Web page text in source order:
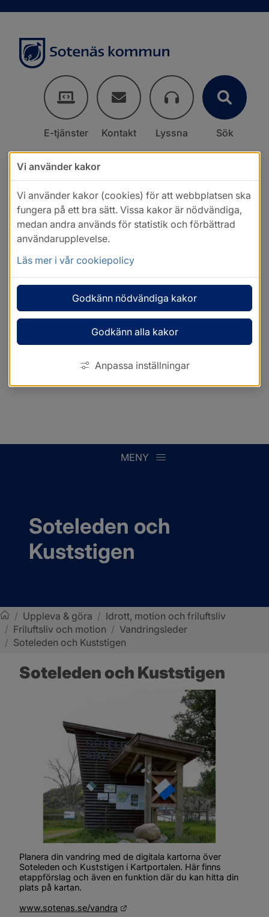
E-tjänster Kontakt Lyssna Sök
MENY
Soteleden och
Kuststigen
Sotenäs kommun
/ Uppleva & göra / Idrott, motion och friluftsliv
/ Friluftsliv och motion / Vandringsleder
/ Soteleden och Kuststigen
Soteleden och Kuststigen
Planera din vandring med de digitala kartorna över
Soteleden och Kuststigen i Kartportalen. Här finns
etappförslag och även en funktion där du kan hitta din
plats på kartan.
www.sotenas.se/vandra
Vi använder kakor
Vi använder kakor (cookies) för att webbplatsen ska
fungera på ett bra sätt. Vissa kakor är nödvändiga,
medan andra används för statistik och förbättrad
användarupplevelse.
Läs mer i vår cookiepolicy
Godkänn nödvändiga kakor
Godkänn alla kakor
Anpassa inställningar